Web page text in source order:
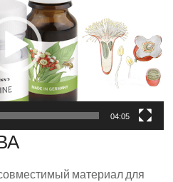
04:05
материал для